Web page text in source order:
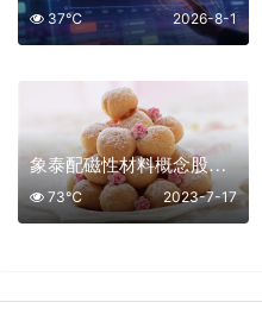
2026-8-1
37℃
象泰配磁性材料概念股有那些
2023-7-17
73℃